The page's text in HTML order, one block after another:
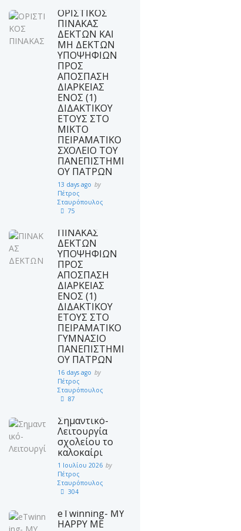
Ανοικτών Τεχνολογιών του
ΕΛΛΑΚ
ΟΡΙΣΤΙΚΟΣ
ΠΙΝΑΚΑΣ
ΔΕΚΤΩΝ ΚΑΙ
ΜΗ ΔΕΚΤΩΝ
ΥΠΟΨΗΦΙΩΝ
ΠΡΟΣ
ΑΠΟΣΠΑΣΗ
ΔΙΑΡΚΕΙΑΣ
ΕΝΟΣ (1)
ΔΙΔΑΚΤΙΚΟΥ
ΕΤΟΥΣ ΣΤΟ
ΜΙΚΤΟ
ΠΕΙΡΑΜΑΤΙΚΟ
ΣΧΟΛΕΙΟ ΤΟΥ
ΠΑΝΕΠΙΣΤΗΜΙ
ΟΥ ΠΑΤΡΩΝ
13 days ago by
Πέτρος
Σταυρόπουλος
75
ΠΙΝΑΚΑΣ
ΔΕΚΤΩΝ
ΥΠΟΨΗΦΙΩΝ
ΠΡΟΣ
ΑΠΟΣΠΑΣΗ
ΔΙΑΡΚΕΙΑΣ
ΕΝΟΣ (1)
ΔΙΔΑΚΤΙΚΟΥ
ΕΤΟΥΣ ΣΤΟ
ΠΕΙΡΑΜΑΤΙΚΟ
ΓΥΜΝΑΣΙΟ
ΠΑΝΕΠΙΣΤΗΜΙ
ΟΥ ΠΑΤΡΩΝ
16 days ago by
Πέτρος
Σταυρόπουλος
87
Σημαντικό-
Λειτουργία
σχολείου το
καλοκαίρι
1 Ιουλίου 2026 by
Πέτρος
Σταυρόπουλος
304
eTwinning- MY
HAPPY ME